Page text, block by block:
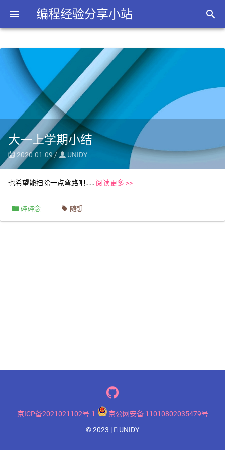
menu 编程经验分享小站 search
大一上学期小结
 2020-01-09 /  UNIDY
也希望能扫除一点弯路吧…… 阅读更多 >>
碎碎念 随想

京ICP备2021021102号-1
京公网安备 11010802035479号
© 2023 |
UNIDY